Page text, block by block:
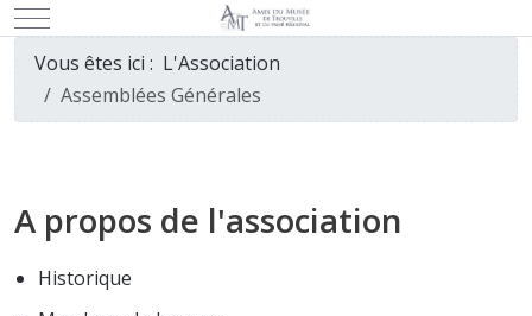
Mobile Menu Toggle
Vous êtes ici : L'Association
Assemblées Générales
A propos de l'association
Historique